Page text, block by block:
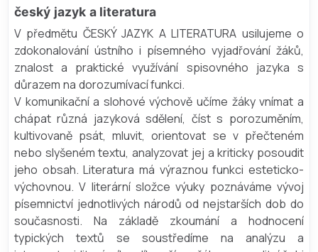
český jazyk a literatura
V předmětu ČESKÝ JAZYK A LITERATURA usilujeme o
zdokonalování ústního i písemného vyjadřování žáků,
znalost a praktické využívání spisovného jazyka s
důrazem na dorozumívací funkci.
V komunikační a slohové výchově učíme žáky vnímat a
chápat různá jazyková sdělení, číst s porozuměním,
kultivovaně psát, mluvit, orientovat se v přečteném
nebo slyšeném textu, analyzovat jej a kriticky posoudit
jeho obsah. Literatura má výraznou funkci esteticko-
výchovnou. V literární složce výuky poznáváme vývoj
písemnictví jednotlivých národů od nejstarších dob do
současnosti. Na základě zkoumání a hodnocení
typických textů se soustředíme na analýzu a